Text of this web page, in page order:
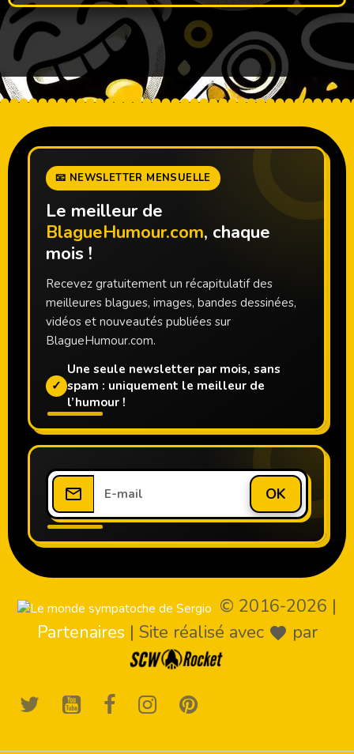
📧 NEWSLETTER MENSUELLE
Le meilleur de
BlagueHumour.com, chaque
mois !
Recevez gratuitement un récapitulatif des
meilleures blagues, images, bandes dessinées,
vidéos et nouveautés publiées sur
BlagueHumour.com.
✓
Une seule newsletter par mois, sans
spam : uniquement le meilleur de
l’humour !
OK
© 2016-2026 |
Partenaires | Site réalisé avec par